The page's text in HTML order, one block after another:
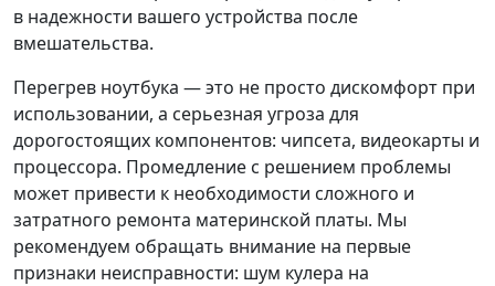
в надежности вашего устройства после
вмешательства.
Перегрев ноутбука — это не просто дискомфорт при
использовании, а серьезная угроза для
дорогостоящих компонентов: чипсета, видеокарты и
процессора. Промедление с решением проблемы
может привести к необходимости сложного и
затратного ремонта материнской платы. Мы
рекомендуем обращать внимание на первые
признаки неисправности: шум кулера на